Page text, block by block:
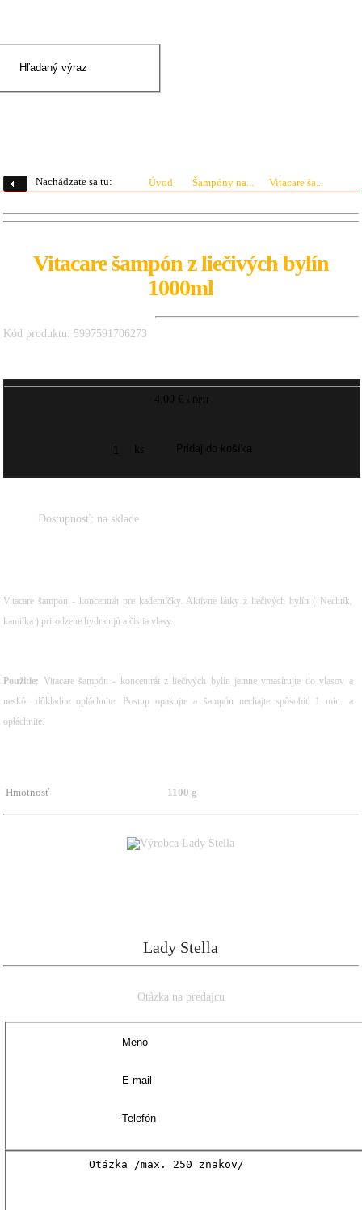
Nachádzate sa tu: Úvod Šampóny na... Vitacare ša...
Vitacare šampón z liečivých bylín
1000ml
Kód produktu: 5997591706273
4.00 € s DPH
ks
Dostupnosť: na sklade
Vitacare šampón - koncentrát pre kaderníčky. Aktívne látky z liečivých bylín ( Nechtík,
kamilka ) prirodzene hydratujú a čistia vlasy.
Použitie: Vitacare šampón - koncentrát z liečivých bylín jemne vmasírujte do vlasov a
neskôr dôkladne opláchnite. Postup opakujte a šampón nechajte spôsobiť 1 min. a
opláchnite.
Hmotnosť 1100 g
Lady Stella
Otázka na predajcu